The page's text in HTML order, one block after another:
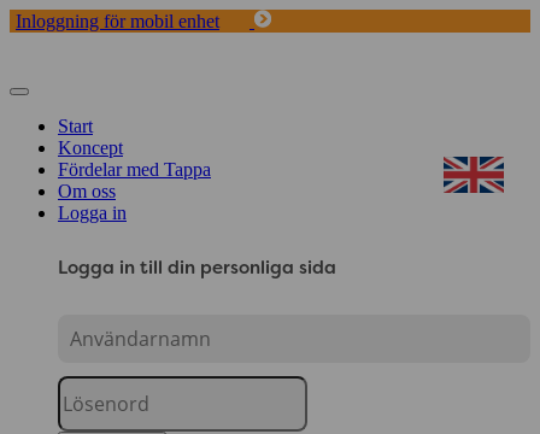
Inloggning för mobil enhet
Toggle
navigation
Start
Koncept
Fördelar med Tappa
Om oss
Logga in
Logga in till din personliga sida